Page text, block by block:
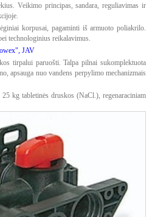
Veikimo principas, sandara, reguliavimas ir
korpusai, pagaminti iš armuoto poliakrilo.
technologinius reikalavimus.
JAV
tirpalui paruošti. Talpa pilnai sukomplektuota
apsauga nuo vandens perpylimo mechanizmais
kg tabletinės druskos (NaCl.), regenaraciniam